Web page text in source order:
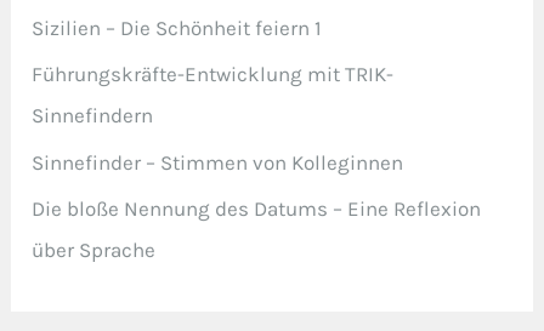
Sizilien – Die Schönheit feiern 1
Führungskräfte-Entwicklung mit TRIK-
Sinnefindern
Sinnefinder – Stimmen von Kolleginnen
Die bloße Nennung des Datums – Eine Reflexion
über Sprache